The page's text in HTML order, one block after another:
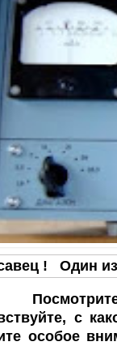
! Один
на
с
особое